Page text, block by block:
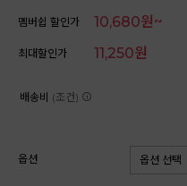
멤버쉽 할인가 10,680원~
최대할인가 11,250원
배송비 (조건)
옵션